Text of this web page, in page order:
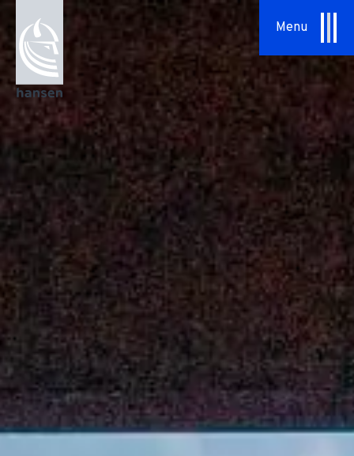
Menu
Specialopgaver
Serviceaftaler
Om os
Vores tilgang
HSHansen
Vision & Værdier
Historie
Bæredygtighed
Job & Karriere
Nyheder